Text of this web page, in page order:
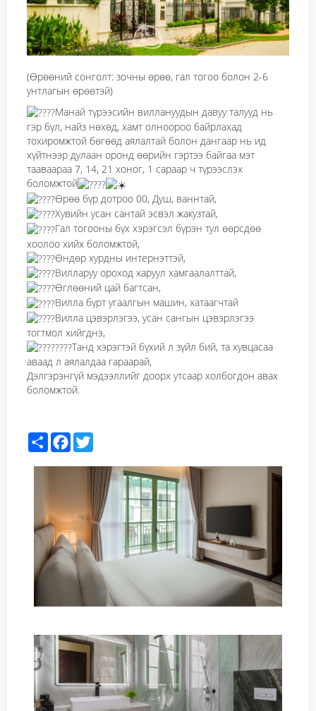
(Өрөөний сонголт: зочны өрөө, гал тогоо болон 2-6
унтлагын өрөөтэй)
Манай түрээсийн виллануудын давуу талууд нь
гэр бүл, найз нөхөд, хамт олноороо байрлахад
тохиромжтой бөгөөд аялалтай болон дангаар нь ид
хүйтнээр дулаан оронд өөрийн гэртээ байгаа мэт
тааваараа 7, 14, 21 хоног, 1 сараар ч түрээслэх
боломжтой
Өрөө бүр дотроо 00, Душ, ваннтай,
Хувийн усан сантай эсвэл жакузтай,
Гал тогооны бүх хэрэгсэл бүрэн тул өөрсдөө
хоолоо хийх боломжтой,
Өндөр хурдны интернэттэй,
Вилларуу ороход харуул хамгаалалттай,
Өглөөний цай багтсан,
Вилла бүрт угаалгын машин, хатаагчтай
Вилла цэвэрлэгээ, усан сангын цэвэрлэгээ
тогтмол хийгднэ,
Танд хэрэгтэй бүхий л зүйл бий, та хувцасаа
аваад л аялалдаа гараарай,
Дэлгэрэнгүй мэдээллийг доорх утсаар холбогдон авах
боломжтой.
Share Facebook